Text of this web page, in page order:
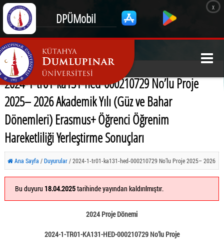
DPÜMobil
x
2024-1-tr01-ka131-hed-000210729 No’lu Proje
2025– 2026 Akademik Yılı (Güz ve Bahar
Dönemleri) Erasmus+ Öğrenci Öğrenim
Hareketliliği Yerleştirme Sonuçları
Ana Sayfa /Duyurular/ 2024-1-tr01-ka131-hed-000210729 No’lu Proje 2025– 2026
Akademik Yılı (Güz ve Bahar Dönemleri) Erasmus+ Öğrenci Öğrenim Hareketliliği
Yerleştirme Sonuçları
Bu duyuru 18.04.2025tarihinde yayından kaldırılmıştır.
2024 Proje Dönemi
2024-1-TR01-KA131-HED-000210729 No’lu Proje